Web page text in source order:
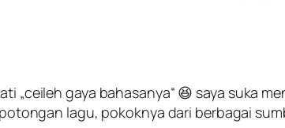
„ceileh gaya bahasanya“ 😆 saya suka
lagu, pokoknya dari berbagai